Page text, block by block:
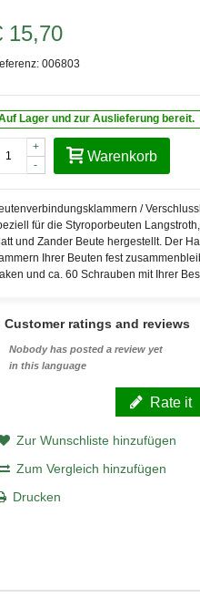
15,70
006803
Lager und zur Auslieferung bereit.
-
+
Warenkorb
/
für die Styroporbeuten
und Zander Beute hergestellt. Der
Ihrer Beuten fest
und ca. 60 Schrauben mit Ihrer
Customer ratings and reviews
Nobody has posted a review yet
in this language
Rate it
Zur Wunschliste hinzufügen
Zum Vergleich hinzufügen
Drucken